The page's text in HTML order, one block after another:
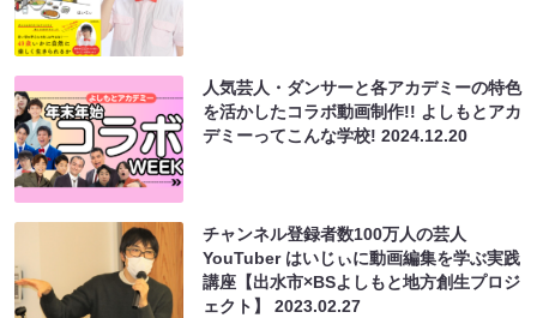
人気芸人・ダンサーと各アカデミーの特色
を活かしたコラボ動画制作!! よしもとアカ
デミーってこんな学校!2024.12.20
チャンネル登録者数100万人の芸人
YouTuber はいじぃに動画編集を学ぶ実践
講座【出水市×BSよしもと地方創生プロジ
ェクト】2023.02.27